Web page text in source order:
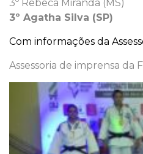
3º Rebeca Miranda (MS)
3º Agatha Silva (SP)
Com informações da
Assessoria de imprensa da